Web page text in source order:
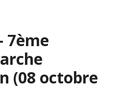
7ème
(08 octobre